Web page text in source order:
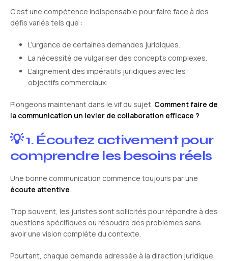
C’est une compétence indispensable pour faire face à des
défis variés tels que :
L’urgence de certaines demandes juridiques.
La nécessité de vulgariser des concepts complexes.
L’alignement des impératifs juridiques avec les
objectifs commerciaux.
Plongeons maintenant dans le vif du sujet. Comment faire de
la communication un levier de collaboration efficace ?
💡 1. Écoutez activement pour
comprendre les besoins réels
Une bonne communication commence toujours par une
écoute attentive.
Trop souvent, les juristes sont sollicités pour répondre à des
questions spécifiques ou résoudre des problèmes sans
avoir une vision complète du contexte.
Pourtant, chaque demande adressée à la direction juridique